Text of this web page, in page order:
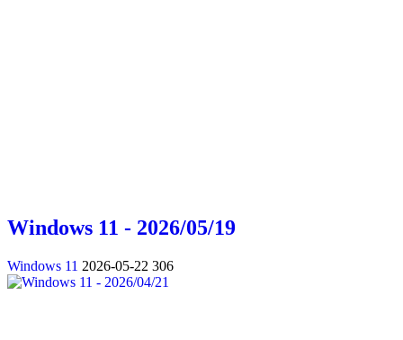
Windows 11 - 2026/05/19
Windows 11 2026-05-22 306